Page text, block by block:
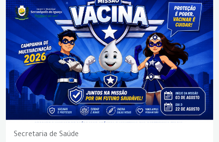
Secretaria de Saúde